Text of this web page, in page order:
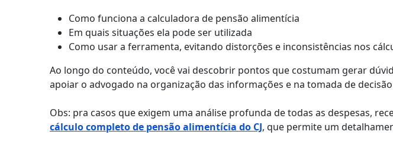
Como funciona a calculadora de pensão alimentícia
Em quais situações ela pode ser utilizada
Como usar a ferramenta, evitando distorções e inconsistências nos
Ao longo do conteúdo, você vai descobrir pontos que costumam gerar
apoiar o advogado na organização das informações e na tomada de
Obs: pra casos que exigem uma análise profunda de todas as despesas,
cálculo completo de pensão alimentícia do CJ, que permite um